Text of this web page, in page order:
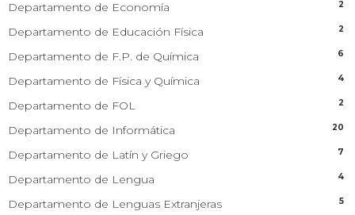
Departamento de Economía 2
Departamento de Educación Física 2
Departamento de F.P. de Química 6
Departamento de Física y Química 4
Departamento de FOL 2
Departamento de Informática 20
Departamento de Latín y Griego 7
Departamento de Lengua 4
Departamento de Lenguas Extranjeras 5